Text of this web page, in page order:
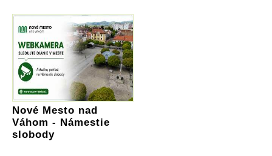
Nové Mesto nad
Váhom - Námestie
slobody